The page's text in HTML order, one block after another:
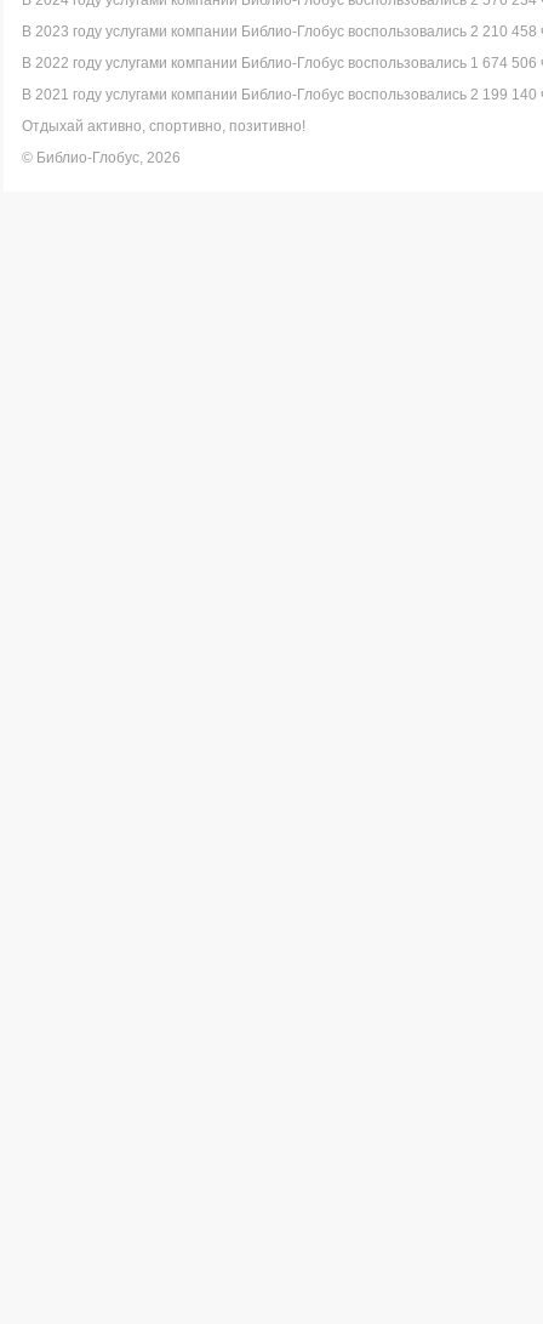
В 2023 году услугами компании Библио-Глобус воспользовались 2 210 458
В 2022 году услугами компании Библио-Глобус воспользовались 1 674 506
В 2021 году услугами компании Библио-Глобус воспользовались 2 199 140
Отдыхай активно, спортивно, позитивно!
© Библио-Глобус, 2026